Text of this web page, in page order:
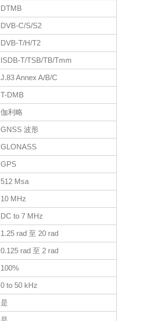
DTMB
DVB-C/S/S2
DVB-T/H/T2
ISDB-T/TSB/TB/Tmm
J.83 Annex A/B/C
T-DMB
伽利略
GNSS 波形
GLONASS
GPS
512 Msa
10 MHz
DC to 7 MHz
1.25 rad 至 20 rad
0.125 rad 至 2 rad
100%
0 to 50 kHz
是